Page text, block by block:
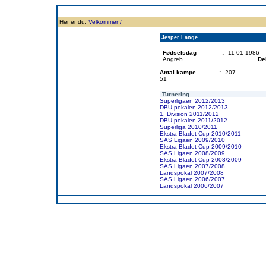
Her er du: Velkommen/
Jesper Lange
Fødselsdag :
11-01-1986
Angreb
Antal kampe
:
207
51
Turnering
Superligaen 2012/2013
DBU pokalen 2012/2013
1. Division 2011/2012
DBU pokalen 2011/2012
Superliga 2010/2011
Ekstra Bladet Cup 2010/2011
SAS Ligaen 2009/2010
Ekstra Bladet Cup 2009/2010
SAS Ligaen 2008/2009
Ekstra Bladet Cup 2008/2009
SAS Ligaen 2007/2008
Landspokal 2007/2008
SAS Ligaen 2006/2007
Landspokal 2006/2007